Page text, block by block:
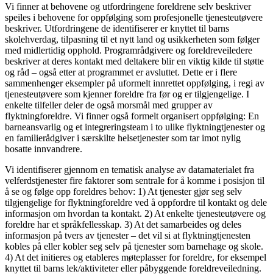
Vi finner at behovene og utfordringene foreldrene selv beskriver
speiles i behovene for oppfølging som profesjonelle tjenesteutøvere
beskriver. Utfordringene de identifiserer er knyttet til barns
skolehverdag, tilpasning til et nytt land og usikkerheten som følger
med midlertidig opphold. Programrådgivere og foreldreveiledere
beskriver at deres kontakt med deltakere blir en viktig kilde til støtte
og råd – også etter at programmet er avsluttet. Dette er i flere
sammenhenger eksempler på uformelt innrettet oppfølging, i regi av
tjenesteutøvere som kjenner foreldre fra før og er tilgjengelige. I
enkelte tilfeller deler de også morsmål med grupper av
flyktningforeldre. Vi finner også formelt organisert oppfølging: En
barneansvarlig og et integreringsteam i to ulike flyktningtjenester og
en familierådgiver i særskilte helsetjenester som tar imot nylig
bosatte innvandrere.
Vi identifiserer gjennom en tematisk analyse av datamaterialet fra
velferdstjenester fire faktorer som sentrale for å komme i posisjon til
å se og følge opp foreldres behov: 1) At tjenester gjør seg selv
tilgjengelige for flyktningforeldre ved å oppfordre til kontakt og dele
informasjon om hvordan ta kontakt. 2) At enkelte tjenesteutøvere og
foreldre har et språkfellesskap. 3) At det samarbeides og deles
informasjon på tvers av tjenester – det vil si at flyktningtjenesten
kobles på eller kobler seg selv på tjenester som barnehage og skole.
4) At det initieres og etableres møteplasser for foreldre, for eksempel
knyttet til barns lek/aktiviteter eller påbyggende foreldreveiledning.